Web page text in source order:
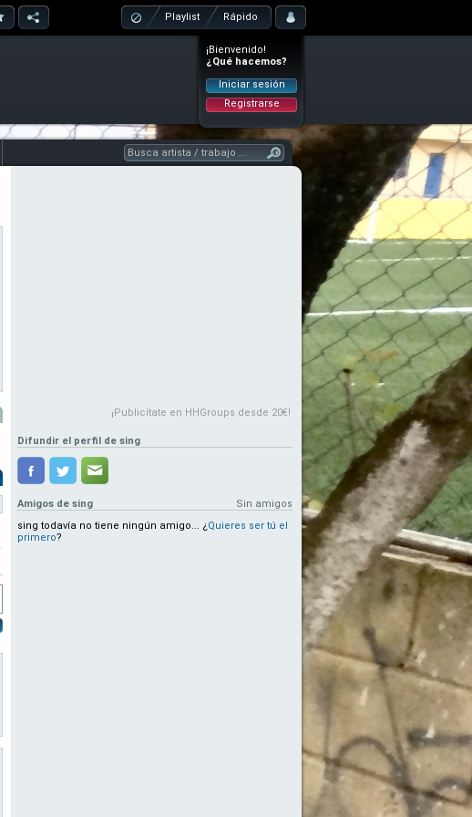
Playlist Rápido
¡Bienvenido!
¿Qué hacemos?
Iniciar sesión
Registrarse
¡Publicítate en HHGroups desde 20€!
Difundir el perfil de sing
Amigos de sing
Sin amigos
sing todavía no tiene ningún amigo... ¿ Quieres ser tú el
primero?